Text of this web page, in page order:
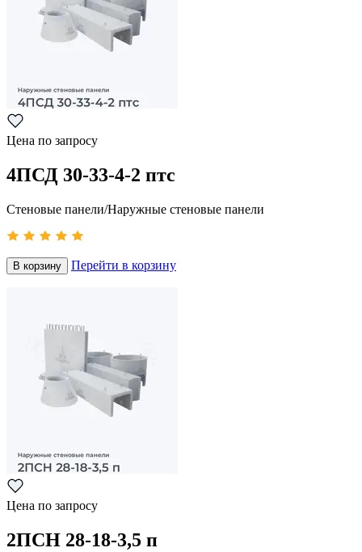
Цена по запросу
4ПСД 30-33-4-2 птс
Стеновые панели/Наружные стеновые панели
В корзину Перейти в корзину
Цена по запросу
2ПСН 28-18-3,5 п